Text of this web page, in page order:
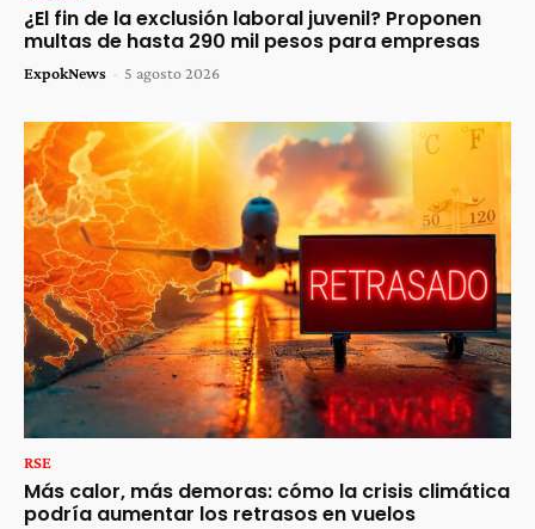
¿El fin de la exclusión laboral juvenil? Proponen
multas de hasta 290 mil pesos para empresas
ExpokNews - 5 agosto 2026
RSE
Más calor, más demoras: cómo la crisis climática
podría aumentar los retrasos en vuelos